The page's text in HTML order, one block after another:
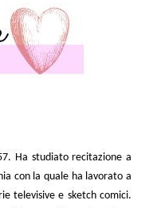
Ha studiato recitazione a
con la quale ha lavorato a
televisive e sketch comici.